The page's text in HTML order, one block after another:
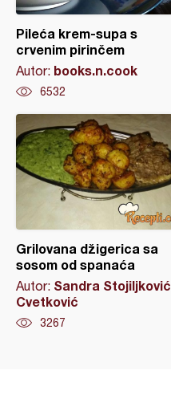
Pileća krem-supa s
crvenim pirinčem
Autor: books.n.cook
6532
Grilovana džigerica sa
sosom od spanaća
Autor: Sandra Stojiljković
Cvetković
3267